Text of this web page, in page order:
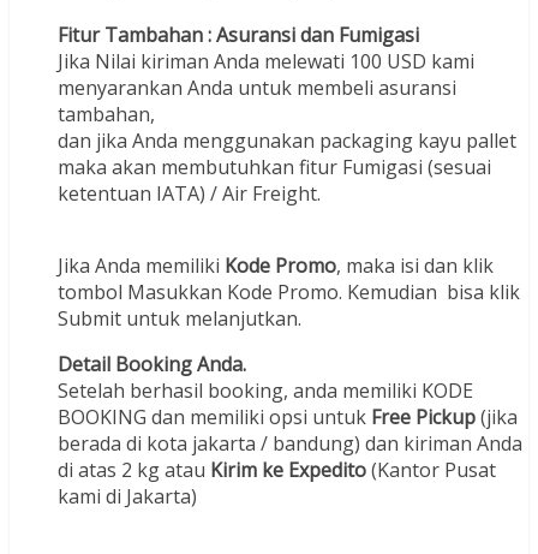
Fitur Tambahan : Asuransi dan Fumigasi
Jika Nilai kiriman Anda melewati 100 USD kami
menyarankan Anda untuk membeli asuransi
tambahan,
dan jika Anda menggunakan packaging kayu pallet
maka akan membutuhkan fitur Fumigasi (sesuai
ketentuan IATA) / Air Freight.
Jika Anda memiliki Kode Promo, maka isi dan klik
tombol Masukkan Kode Promo. Kemudian bisa klik
Submit untuk melanjutkan.
Detail Booking Anda.
Setelah berhasil booking, anda memiliki KODE
BOOKING dan memiliki opsi untuk Free Pickup(jika
berada di kota jakarta / bandung) dan kiriman Anda
di atas 2 kg atau Kirim ke Expedito(Kantor Pusat
kami di Jakarta)